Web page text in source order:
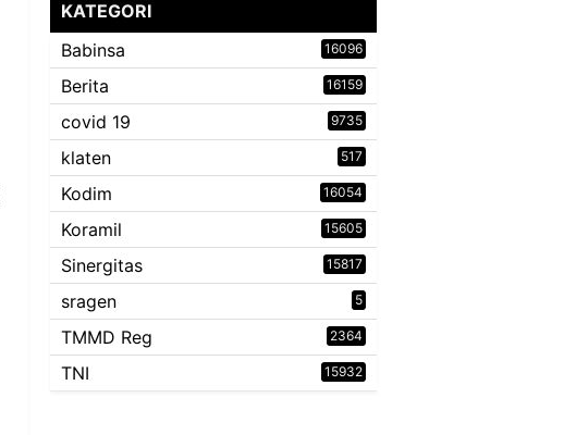
KATEGORI
Babinsa
16096
Berita 16159
covid 19 9735
klaten 517
Kodim 16054
Koramil 15605
Sinergitas 15817
sragen 5
TMMD Reg 2364
TNI 15932